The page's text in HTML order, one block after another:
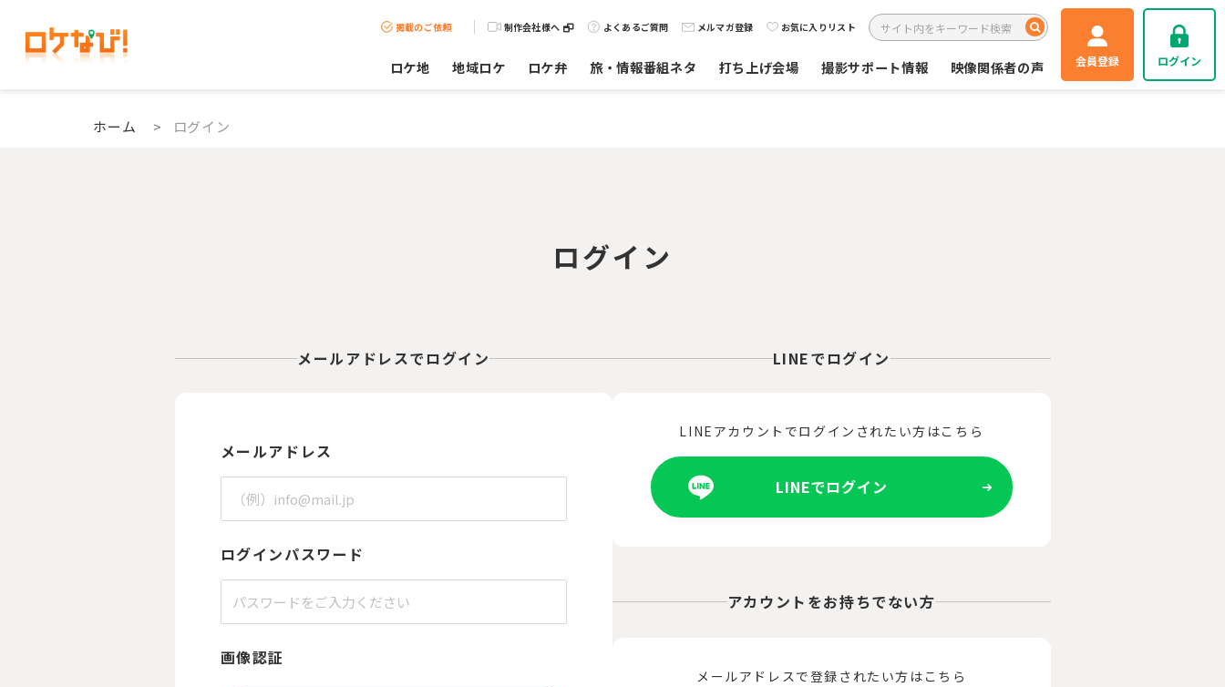
掲載のご依頼 制作会社様へ よくあるご質問 メルマガ登録 お気に入りリスト
ロケ地 地域ロケ ロケ弁 旅・情報番組ネタ 打ち上げ会場 撮影サポート情報 映像関係者の声 会員登録 ログイン
ホーム > ログイン
ログイン
メールアドレスでログイン
メールアドレス
ログインパスワード
画像認証
LINEでログイン
LINEアカウントでログインされたい方はこちら
LINEでログイン
アカウントをお持ちでない方
メールアドレスで登録されたい方はこちら